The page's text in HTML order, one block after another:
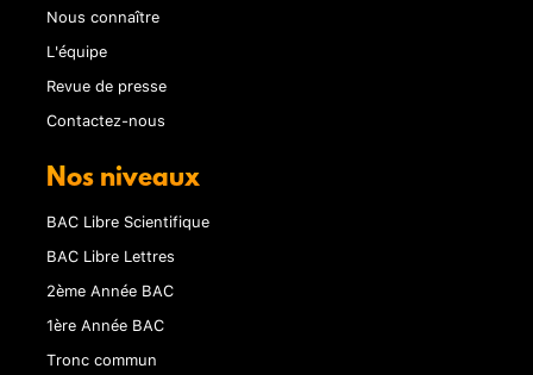
Nous connaître
L'équipe
Revue de presse
Contactez-nous
Nos niveaux
BAC Libre Scientifique
BAC Libre Lettres
2ème Année BAC
1ère Année BAC
Tronc commun